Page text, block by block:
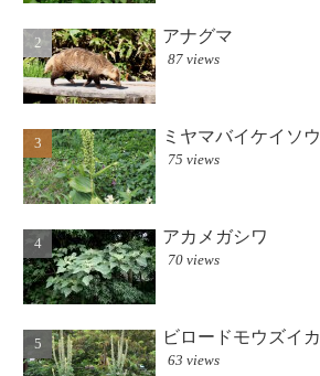
アナグマ
87 views
ミヤマバイケイソウ
75 views
アカメガシワ
70 views
ビロードモウズイカ
63 views